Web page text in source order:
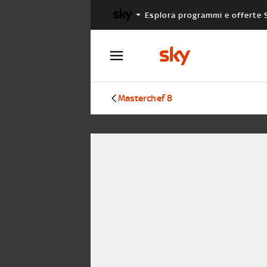
Esplora programmi e offerte
Masterchef 8